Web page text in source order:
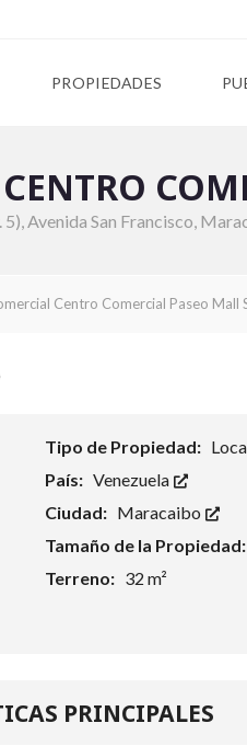
PROPIEDADES
5), Avenida San Francisco,
Centro Comercial Paseo Mall
Tipo de Propiedad:
País: Venezuela
Ciudad: Maracaibo
Tamaño de la Propiedad:
Terreno: 32 m²
PRINCIPALES